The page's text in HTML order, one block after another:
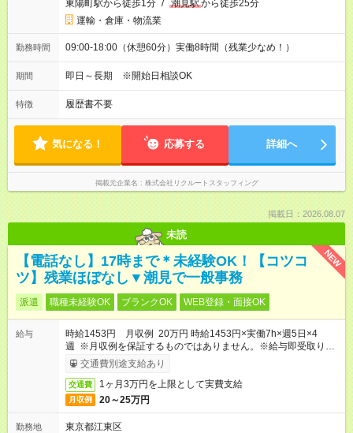
東陽町駅から徒歩1分 / 潮見駅から徒歩25分
運輸・倉庫・物流業
勤務時間 09:00-18:00（休憩60分）実働8時間（残業少なめ！）
期間 即日～長期 ※開始日相談OK
特徴 履歴書不要
気になる！ 応募する 詳細へ
掲載元企業名 株式会社リクルートスタッフィング
掲載日：2026.08.07
未読
NEW
【電話なし】17時まで＊未経験OK！【コツコ
ツ】残業ほぼなし▼潮見で一般事務
派遣 職種未経験OK ブランクOK WEB登録・面接OK
給与
時給1453円 月収例 20万円 時給1453円×実働7h×週5日×4
週 ※月収例を保証するものではありません。※給与即受取りサ
ービス利用可（利用条件有）
交通費別途支給あり
交通費 1ヶ月3万円を上限として実費支給
月収例 20～25万円
勤務地
東京都江東区